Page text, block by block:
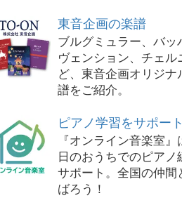
東音企画の楽譜
ブルグミュラー、バッ
ヴェンション、チェル
ど、東音企画オリジナ
譜をご紹介。
ピアノ学習をサポート
『オンライン音楽室
日のおうちでのピアノ
サポート。全国の仲間
ばろう！